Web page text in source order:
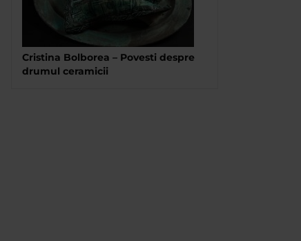
Cristina Bolborea – Povesti despre
drumul ceramicii